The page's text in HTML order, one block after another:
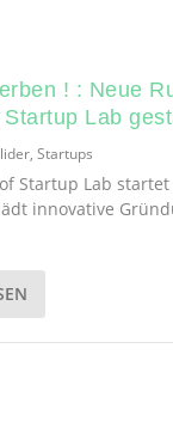
! : Neue
Lab
,Startups
Startup Lab
innovative